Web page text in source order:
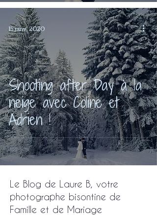
Shooting after Day à la
neige avec Coline et
Adrien !
15 janv. 2020
Le Blog de Laure B, votre
photographe bisontine de
Famille et de Mariage